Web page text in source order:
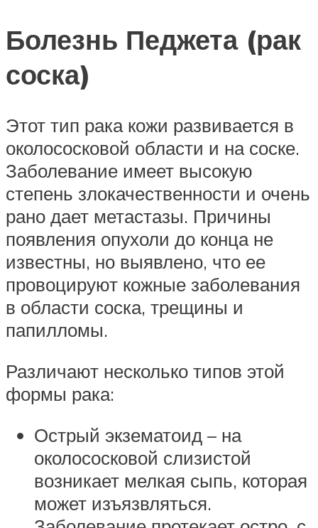
Болезнь Педжета (рак
соска)
Этот тип рака кожи развивается в
околососковой области и на соске.
Заболевание имеет высокую
степень злокачественности и очень
рано дает метастазы. Причины
появления опухоли до конца не
известны, но выявлено, что ее
провоцируют кожные заболевания
в области соска, трещины и
папилломы.
Различают несколько типов этой
формы рака:
Острый экзематоид – на
околососковой слизистой
возникает мелкая сыпь, которая
может изъязвляться.